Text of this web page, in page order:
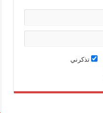
تذكرني